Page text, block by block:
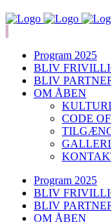
Program 2025
BLIV
BLIV
OM ÅBEN
CODE
GALLERI
Program 2025
BLIV
BLIV
OM ÅBEN